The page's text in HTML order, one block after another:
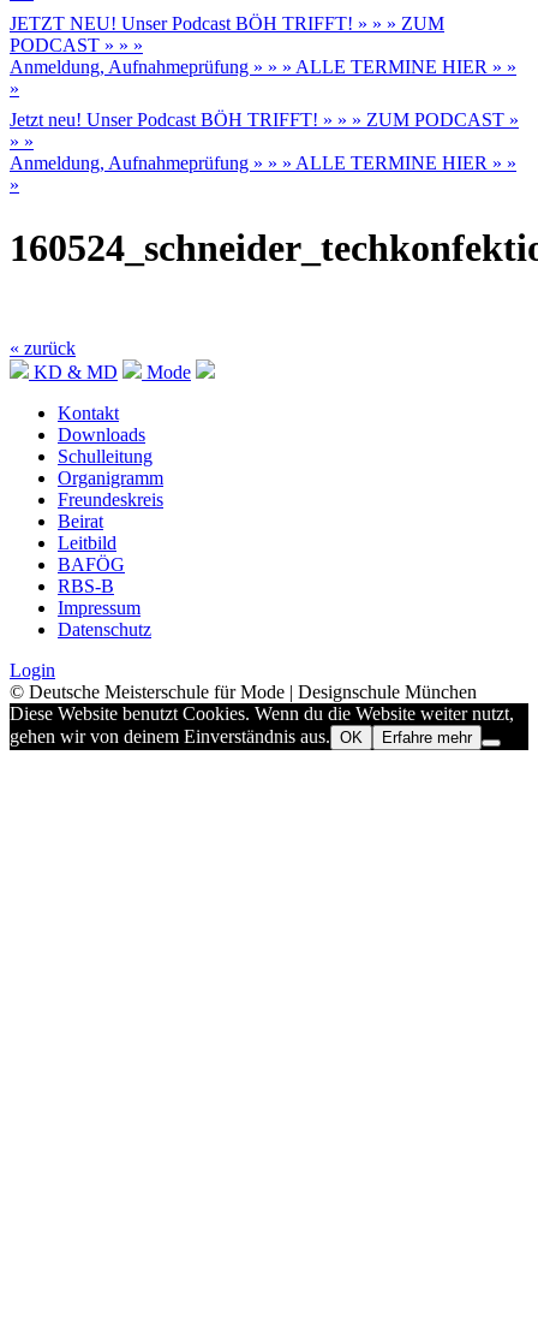
JETZT NEU! Unser Podcast BÖH TRIFFT! » » » ZUM
PODCAST » » »
Anmeldung, Aufnahmeprüfung » » » ALLE TERMINE HIER » »
»
Jetzt neu! Unser Podcast BÖH TRIFFT! » » » ZUM PODCAST »
» »
Anmeldung, Aufnahmeprüfung » » » ALLE TERMINE HIER » »
»
« zurück
KD & MD
Mode
Kontakt
Downloads
Schulleitung
Organigramm
Freundeskreis
Beirat
Leitbild
BAFÖG
RBS-B
Impressum
Datenschutz
Login
© Deutsche Meisterschule für Mode | Designschule München
Diese Website benutzt Cookies. Wenn du die Website weiter nutzt,
gehen wir von deinem Einverständnis aus. OK Erfahre mehr